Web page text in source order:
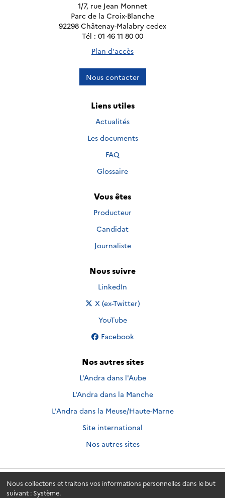
Nous collectons et traitons vos informations personnelles dans le but
suivant : Système.
1/7, rue Jean Monnet
Parc de la Croix-Blanche
92298 Châtenay-Malabry cedex
Tél : 01 46 11 80 00
Plan d'accès
Nous contacter
Liens utiles
Actualités
Les documents
FAQ
Glossaire
Vous êtes
Producteur
Candidat
Journaliste
Nous suivre
Nous suivre sur
LinkedIn
Nous suivre sur
X (ex-Twitter)
Nous suivre sur
YouTube
Nous suivre sur
Facebook
Nos autres sites
L'Andra dans l'Aube
L'Andra dans la Manche
L'Andra dans la Meuse/Haute-Marne
Site international
Nos autres sites
Andra.fr © 2026 - Andra. Tous droits réservés.